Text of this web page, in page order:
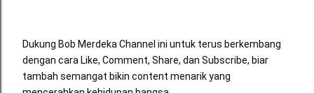
Dukung Bob Merdeka Channel ini untuk terus berkembang
dengan cara Like, Comment, Share, dan Subscribe, biar
tambah semangat bikin content menarik yang